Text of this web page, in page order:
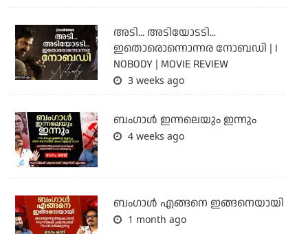
അടി... അടിയോടടി...
ഇതൊരൊന്നൊന്നര നോബഡി | I
NOBODY | MOVIE REVIEW
3 weeks ago
ബംഗാള്‍ ഇന്നലെയും ഇന്നും
4 weeks ago
ബം​ഗാൾ എങ്ങനെ ഇങ്ങനെയായി
1 month ago